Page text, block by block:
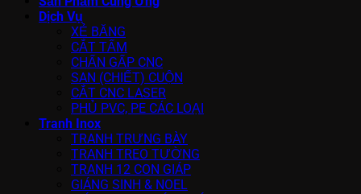
Dịch Vụ
XẺ BĂNG
CẮT TẤM
CHẤN GẤP CNC
SAN (CHIẾT) CUỘN
CẮT CNC LASER
PHỦ PVC, PE CÁC LOẠI
Tranh Inox
TRANH TRƯNG BÀY
TRANH TREO TƯỜNG
TRANH 12 CON GIÁP
GIÁNG SINH & NOEL